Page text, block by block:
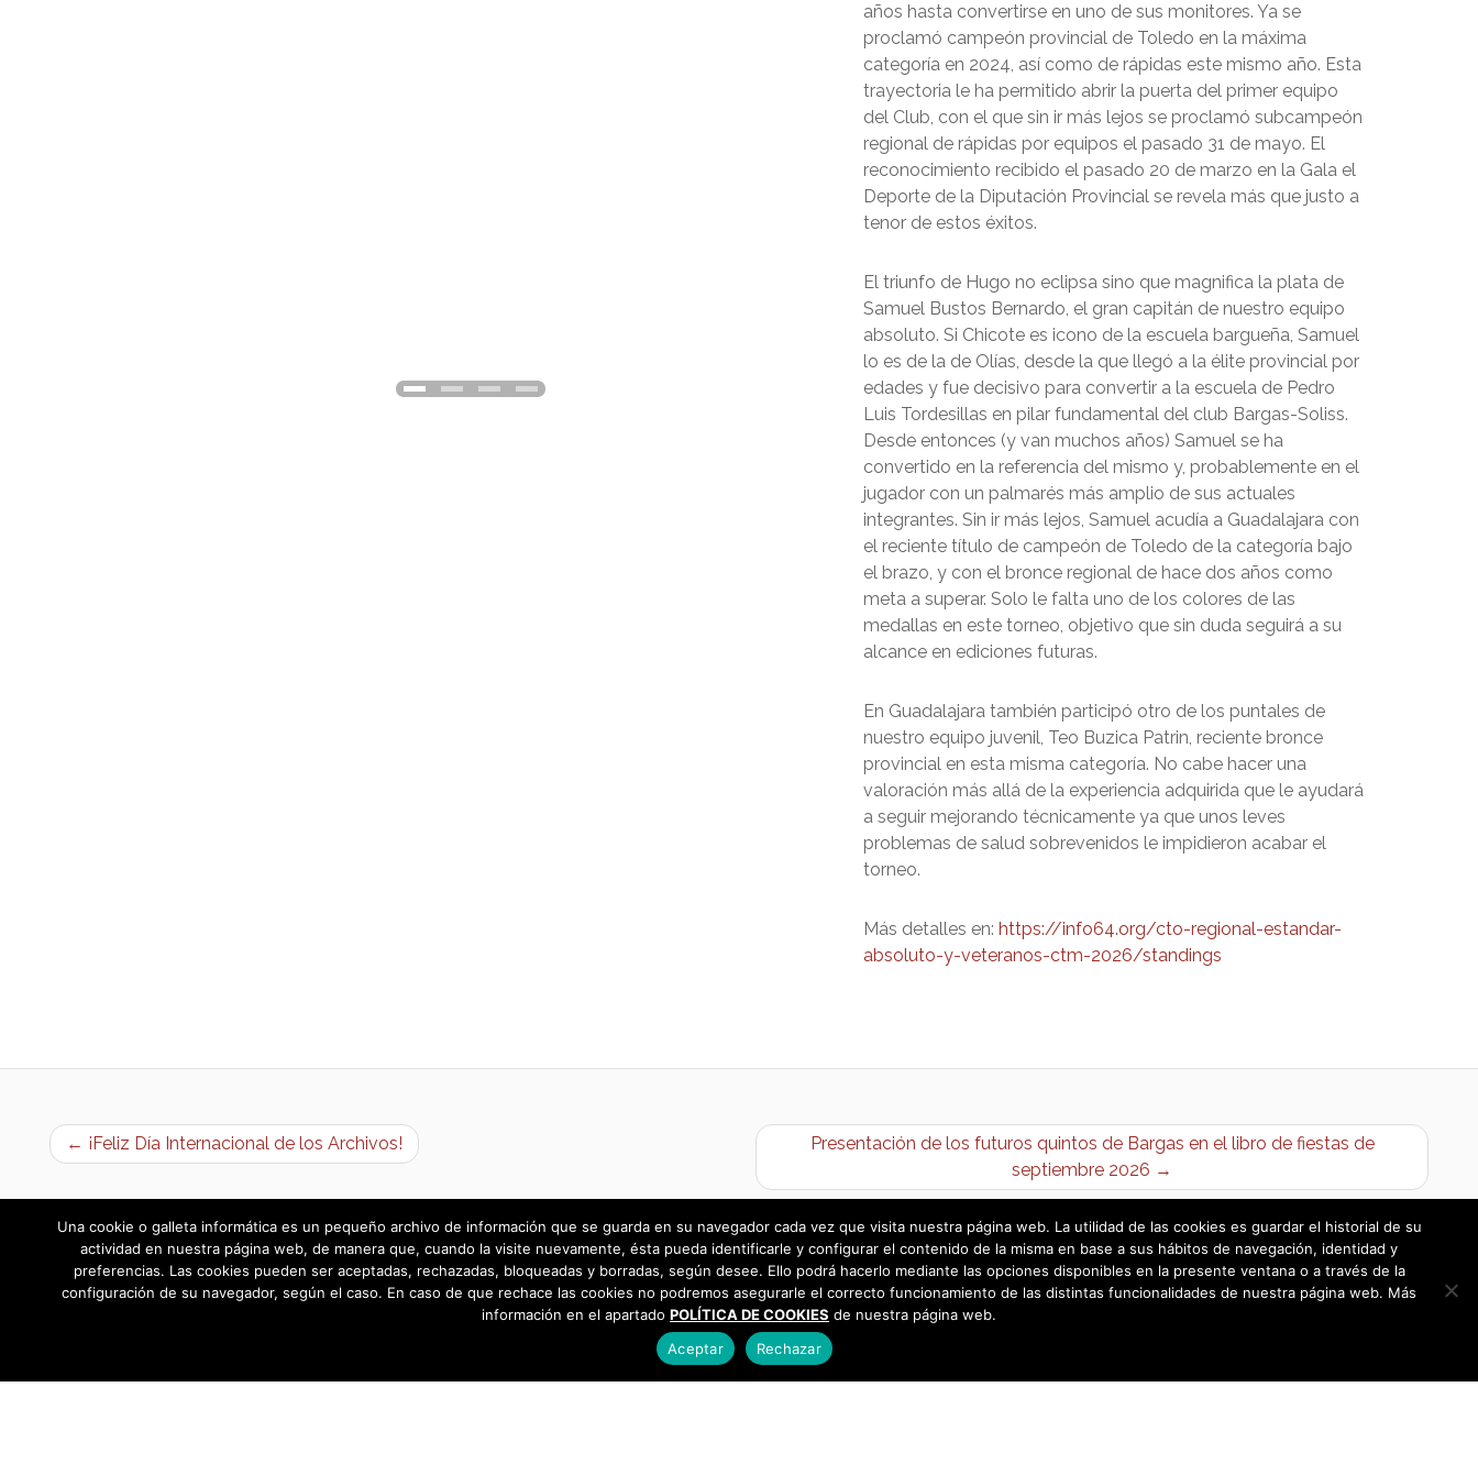
años hasta convertirse en uno de sus monitores. Ya se
proclamó campeón provincial de Toledo en la máxima
categoría en 2024, así como de rápidas este mismo año. Esta
trayectoria le ha permitido abrir la puerta del primer equipo
del Club, con el que sin ir más lejos se proclamó subcampeón
regional de rápidas por equipos el pasado 31 de mayo. El
reconocimiento recibido el pasado 20 de marzo en la Gala el
Deporte de la Diputación Provincial se revela más que justo a
tenor de estos éxitos.
El triunfo de Hugo no eclipsa sino que magnifica la plata de
Samuel Bustos Bernardo, el gran capitán de nuestro equipo
absoluto. Si Chicote es icono de la escuela bargueña, Samuel
lo es de la de Olías, desde la que llegó a la élite provincial por
edades y fue decisivo para convertir a la escuela de Pedro
Luis Tordesillas en pilar fundamental del club Bargas-Soliss.
Desde entonces (y van muchos años) Samuel se ha
convertido en la referencia del mismo y, probablemente en el
jugador con un palmarés más amplio de sus actuales
integrantes. Sin ir más lejos, Samuel acudía a Guadalajara con
el reciente título de campeón de Toledo de la categoría bajo
el brazo, y con el bronce regional de hace dos años como
meta a superar. Solo le falta uno de los colores de las
medallas en este torneo, objetivo que sin duda seguirá a su
alcance en ediciones futuras.
En Guadalajara también participó otro de los puntales de
nuestro equipo juvenil, Teo Buzica Patrin, reciente bronce
provincial en esta misma categoría. No cabe hacer una
valoración más allá de la experiencia adquirida que le ayudará
a seguir mejorando técnicamente ya que unos leves
problemas de salud sobrevenidos le impidieron acabar el
torneo.
Más detalles en: https://info64.org/cto-regional-estandar-
absoluto-y-veteranos-ctm-2026/standings
← ¡Feliz Día Internacional de los Archivos!
Presentación de los futuros quintos de Bargas en el libro de fiestas de
septiembre 2026 →
Una cookie o galleta informática es un pequeño archivo de información que se guarda en su navegador cada vez que visita nuestra página web. La utilidad de las cookies es guardar el historial de su
actividad en nuestra página web, de manera que, cuando la visite nuevamente, ésta pueda identificarle y configurar el contenido de la misma en base a sus hábitos de navegación, identidad y
preferencias. Las cookies pueden ser aceptadas, rechazadas, bloqueadas y borradas, según desee. Ello podrá hacerlo mediante las opciones disponibles en la presente ventana o a través de la
configuración de su navegador, según el caso. En caso de que rechace las cookies no podremos asegurarle el correcto funcionamiento de las distintas funcionalidades de nuestra página web. Más
información en el apartado POLÍTICA DE COOKIES de nuestra página web.
Aceptar
Rechazar